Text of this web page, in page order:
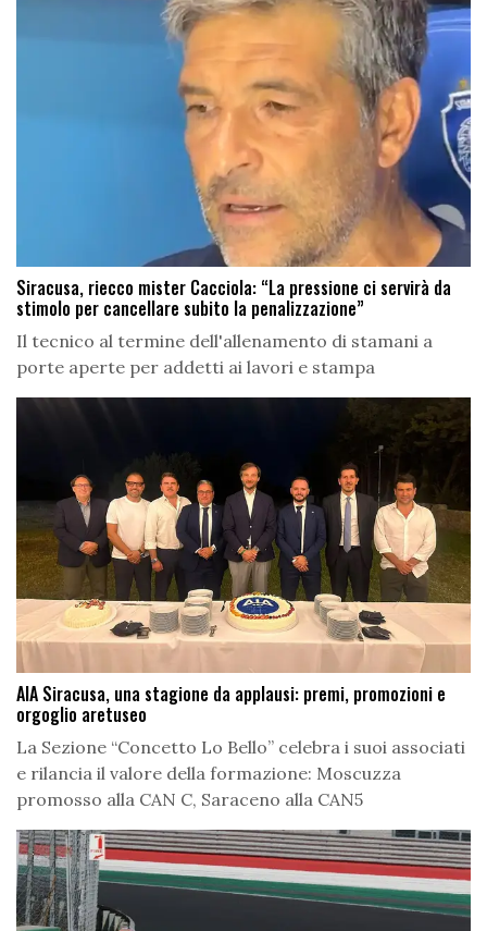
Siracusa, riecco mister Cacciola: “La pressione ci servirà da
stimolo per cancellare subito la penalizzazione”
Il tecnico al termine dell'allenamento di stamani a
porte aperte per addetti ai lavori e stampa
AIA Siracusa, una stagione da applausi: premi, promozioni e
orgoglio aretuseo
La Sezione “Concetto Lo Bello” celebra i suoi associati
e rilancia il valore della formazione: Moscuzza
promosso alla CAN C, Saraceno alla CAN5